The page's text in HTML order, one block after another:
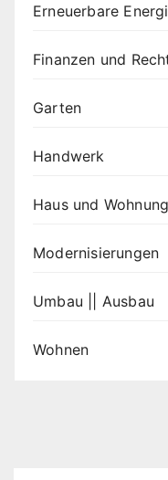
Erneuerbare
Finanzen und
Garten
Handwerk
Haus und Wohnung
Modernisierungen
Umbau || Ausbau
Wohnen